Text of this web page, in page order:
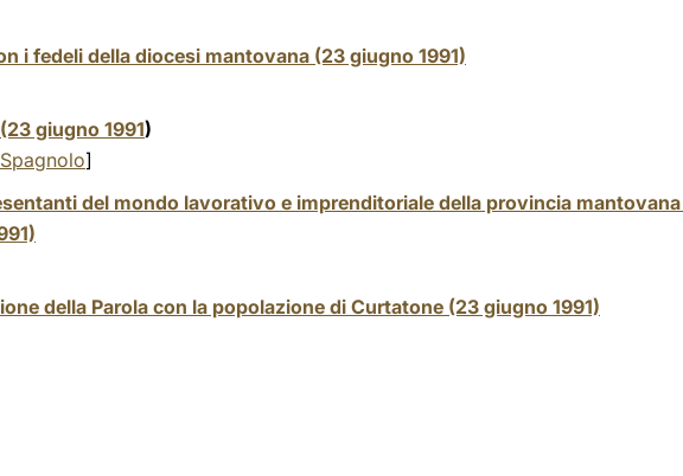
i fedeli della diocesi mantovana (23 giugno 1991)
giugno 1991)
Spagnolo]
del mondo lavorativo e imprenditoriale della provincia
della Parola con la popolazione di Curtatone (23 giugno 1991)